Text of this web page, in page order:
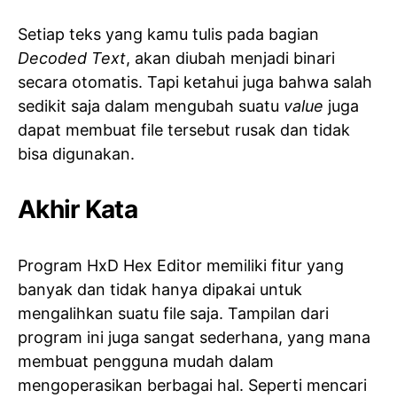
Setiap teks yang kamu tulis pada bagian
Decoded Text, akan diubah menjadi binari
secara otomatis. Tapi ketahui juga bahwa salah
sedikit saja dalam mengubah suatu value juga
dapat membuat file tersebut rusak dan tidak
bisa digunakan.
Akhir Kata
Program HxD Hex Editor memiliki fitur yang
banyak dan tidak hanya dipakai untuk
mengalihkan suatu file saja. Tampilan dari
program ini juga sangat sederhana, yang mana
membuat pengguna mudah dalam
mengoperasikan berbagai hal. Seperti mencari